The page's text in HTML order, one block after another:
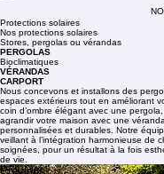
Protections solaires
Nos protections solaires
Stores, pergolas ou vérandas
PERGOLAS
Bioclimatiques
VÉRANDAS
CARPORT
Nous concevons et installons des
espaces extérieurs tout en améliorant
coin d’ombre élégant avec une
agrandir votre maison avec une
personnalisées et durables. Notre
veillant à l’intégration harmonieuse de